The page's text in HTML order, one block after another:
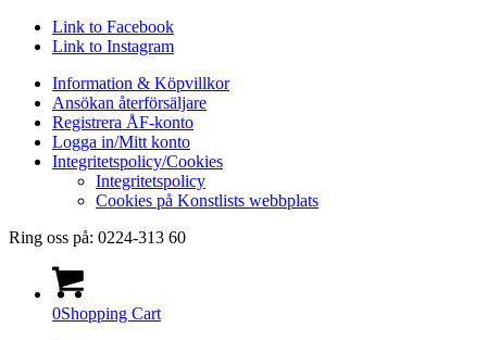
Link to Facebook
Link to Instagram
Information & Köpvillkor
Ansökan återförsäljare
Registrera ÅF-konto
Logga in/Mitt konto
Integritetspolicy/Cookies
Integritetspolicy
Cookies på Konstlists webbplats
Ring oss på: 0224-313 60
0Shopping Cart